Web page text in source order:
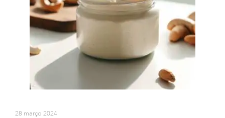
28 março 2024